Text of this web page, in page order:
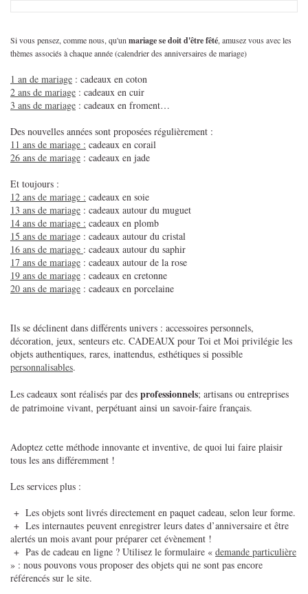
Si vous pensez, comme nous, qu'unmariage se doit d'être fêté, amusez vous avec les
thèmes associés à chaque année (calendrier des anniversaires de mariage)
1 an de mariage : cadeaux en coton
2 ans de mariage : cadeaux en cuir
3 ans de mariage : cadeaux en froment…
Des nouvelles années sont proposées régulièrement :
11 ans de mariage : cadeaux en corail
26 ans de mariage : cadeaux en jade
Et toujours :
12 ans de mariage : cadeaux en soie
13 ans de mariage : cadeaux autour du muguet
14 ans de mariage : cadeaux en plomb
15 ans de mariage : cadeaux autour du cristal
16 ans de mariage : cadeaux autour du saphir
17 ans de mariage : cadeaux autour de la rose
19 ans de mariage : cadeaux en cretonne
20 ans de mariage : cadeaux en porcelaine
Ils se déclinent dans différents univers : accessoires personnels,
décoration, jeux, senteurs etc. CADEAUX pour Toi et Moi privilégie les
objets authentiques, rares, inattendus, esthétiques si possible
personnalisables.
Les cadeaux sont réalisés par des professionnels; artisans ou entreprises
de patrimoine vivant, perpétuant ainsi un savoir-faire français.
Adoptez cette méthode innovante et inventive, de quoi lui faire plaisir
tous les ans différemment !
Les services plus :
+ Les objets sont livrés directement en paquet cadeau, selon leur forme.
+ Les internautes peuvent enregistrer leurs dates d’anniversaire et être
alertés un mois avant pour préparer cet évènement !
+ Pas de cadeau en ligne ? Utilisez le formulaire « demande particulière
» : nous pouvons vous proposer des objets qui ne sont pas encore
référencés sur le site.